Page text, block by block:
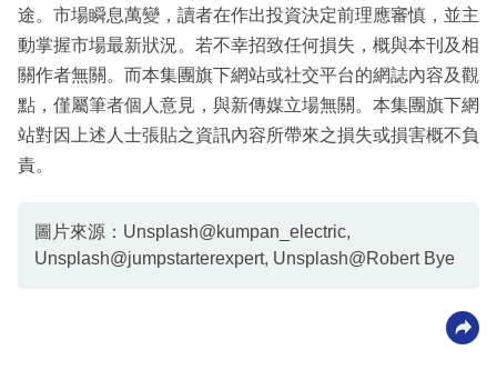
途。市場瞬息萬變，讀者在作出投資決定前理應審慎，並主
動掌握市場最新狀況。若不幸招致任何損失，概與本刊及相
關作者無關。而本集團旗下網站或社交平台的網誌內容及觀
點，僅屬筆者個人意見，與新傳媒立場無關。本集團旗下網
站對因上述人士張貼之資訊內容所帶來之損失或損害概不負
責。
圖片來源：Unsplash@kumpan_electric,
Unsplash@jumpstarterexpert, Unsplash@Robert Bye